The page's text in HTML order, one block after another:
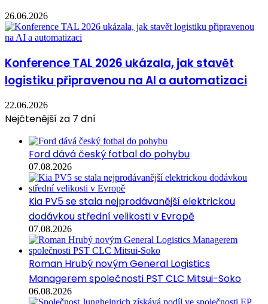
26.06.2026
Konference TAL 2026 ukázala, jak stavět
logistiku připravenou na AI a automatizaci
22.06.2026
Nejčtenější za 7 dní
Ford dává český fotbal do pohybu
07.08.2026
Kia PV5 se stala nejprodávanější elektrickou
dodávkou střední velikosti v Evropě
07.08.2026
Roman Hrubý novým General Logistics
Managerem společnosti PST CLC Mitsui-Soko
06.08.2026